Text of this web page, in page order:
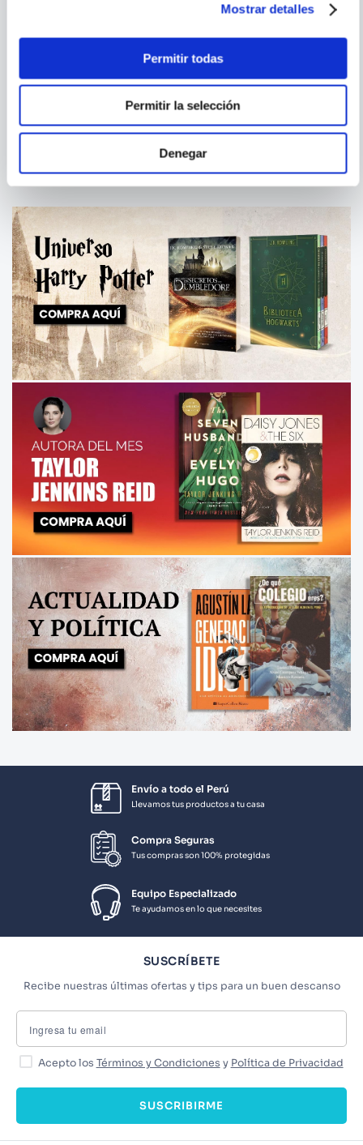
Mostrar detalles
Permitir todas
Permitir la selección
Denegar
SAGRADO
Envío a todo el Perú
Llevamos tus productos a tu casa
Compra Seguras
Tus compras son 100% protegidas
Equipo Especializado
Te ayudamos en lo que necesites
SUSCRÍBETE
Recibe nuestras últimas ofertas y tips para un buen descanso
Acepto los Términos y Condiciones y Política de Privacidad
SUSCRIBIRME